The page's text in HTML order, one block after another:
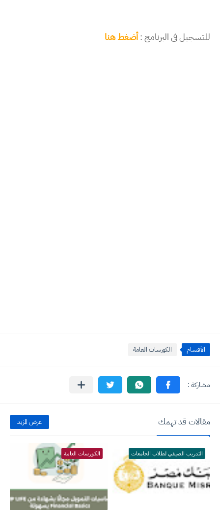
للتسجيل فى البرنامج :أضغط هنا
الأقسام الكورسات العامة
مقالات قد تهمك عرض المزيد
التدريب الصيفي لطلاب الجامعات الكورسات العامة